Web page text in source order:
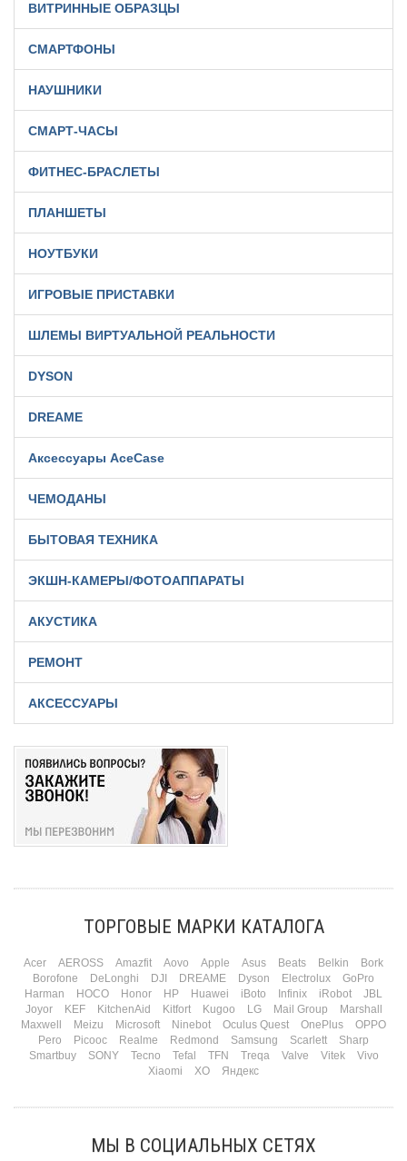
ВИТРИННЫЕ ОБРАЗЦЫ
СМАРТФОНЫ
НАУШНИКИ
СМАРТ-ЧАСЫ
ФИТНЕС-БРАСЛЕТЫ
ПЛАНШЕТЫ
НОУТБУКИ
ИГРОВЫЕ ПРИСТАВКИ
ШЛЕМЫ ВИРТУАЛЬНОЙ РЕАЛЬНОСТИ
DYSON
DREAME
Аксессуары AceCase
ЧЕМОДАНЫ
БЫТОВАЯ ТЕХНИКА
ЭКШН-КАМЕРЫ/ФОТОАППАРАТЫ
АКУСТИКА
РЕМОНТ
АКСЕССУАРЫ
ТОРГОВЫЕ МАРКИ КАТАЛОГА
Acer AEROSS Amazfit Aovo Apple Asus Beats Belkin
Bork
Borofone
DeLonghi DJI DREAME Dyson Electrolux
GoPro
Harman
HOCO Honor HP Huawei iBoto Infinix iRobot
JBL
Joyor
KEF KitchenAid Kitfort Kugoo LG Mail Group
Marshall
Maxwell
Meizu Microsoft Ninebot Oculus Quest OnePlus
OPPO
Pero
Picooc Realme Redmond Samsung Scarlett
Sharp
Smartbuy
SONY Tecno Tefal TFN Treqa Valve Vitek
Vivo
Xiaomi
XO Яндекс
МЫ В СОЦИАЛЬНЫХ СЕТЯХ